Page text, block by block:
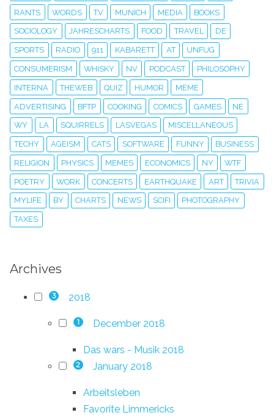
RANTS WORDS TV MUNICH MEDIA BOOKS
SOCIOLOGY JAHRESCHARTS FOOD TRAVEL DE
SPORTS RADIO 911 KABARETT AT UNFUG
CONSUMERISM WHISKY NV PODCAST PHILOSOPHY
INTERNA THEWEB QUIZ HUMOR MEME
ADVERTISING BFTP COOKING COMICS GAMES NE
WY LA SQUIRRELS LASVEGAS MISCELLANEOUS
TECHY AGEISM CATS SOFTWARE FUNNY BUSINESS
RELIGION PHYSICS MEMES ECONOMICS NY WTF
POETRY WORK CONCERTS EARTHQUAKE ART TRIVIA
MYLIFE BY CHARTS NEWS SCIFI PHOTOGRAPHY
TAXES
Archives
3 2018
1 December 2018
Das wars - Musik 2018
2 January 2018
Arbeitsleben
Favorite Limmericks